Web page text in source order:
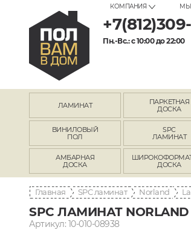
КОМПАНИЯ МЫ
Пн.-Вс.: с 10:00 до 22:00
ЛАМИНАТ
ПАРКЕТНАЯ
ДОСКА
ВИНИЛОВЫЙ
ПОЛ
SPC
ЛАМИНАТ
АМБАРНАЯ
ДОСКА
ДОСКА
Главная SPC ламинат Norland
SPC ЛАМИНАТ NORLAND
Артикул: 10-010-08938